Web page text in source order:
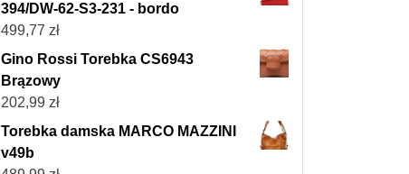
394/DW-62-S3-231 - bordo
499,77 zł
Gino Rossi Torebka CS6943
Brązowy
202,99 zł
Torebka damska MARCO MAZZINI
v49b